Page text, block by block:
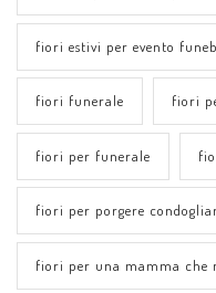
fiori estivi per evento
fiori funerale fiori
fiori per funerale
fiori per porgere
fiori per una mamma che